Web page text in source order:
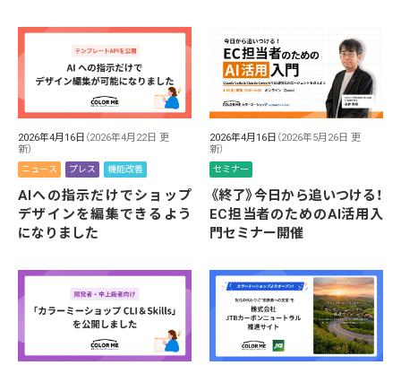
2026年4月16日 （2026年4月22日 更
新）
ニュース プレス 機能改善
AIへの指示だけでショップ
デザインを編集できるよう
になりました
2026年4月16日 （2026年5月26日 更
新）
セミナー
《終了》今日から追いつける！
EC担当者のためのAI活用入
門セミナー開催